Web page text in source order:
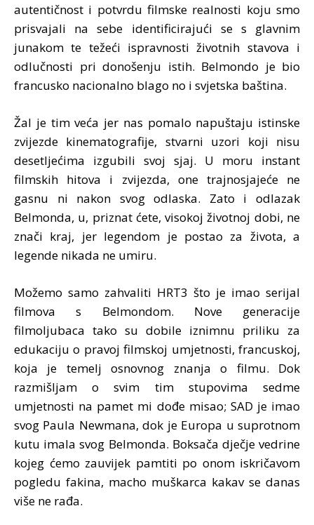
autentičnost i potvrdu filmske realnosti koju smo
prisvajali na sebe identificirajući se s glavnim
junakom te težeći ispravnosti životnih stavova i
odlučnosti pri donošenju istih. Belmondo je bio
francusko nacionalno blago no i svjetska baština.
Žal je tim veća jer nas pomalo napuštaju istinske
zvijezde kinematografije, stvarni uzori koji nisu
desetljećima izgubili svoj sjaj. U moru instant
filmskih hitova i zvijezda, one trajnosjajeće ne
gasnu ni nakon svog odlaska. Zato i odlazak
Belmonda, u, priznat ćete, visokoj životnoj dobi, ne
znači kraj, jer legendom je postao za života, a
legende nikada ne umiru.
Možemo samo zahvaliti HRT3 što je imao serijal
filmova s Belmondom. Nove generacije
filmoljubaca tako su dobile iznimnu priliku za
edukaciju o pravoj filmskoj umjetnosti, francuskoj,
koja je temelj osnovnog znanja o filmu. Dok
razmišljam o svim tim stupovima sedme
umjetnosti na pamet mi dođe misao; SAD je imao
svog Paula Newmana, dok je Europa u suprotnom
kutu imala svog Belmonda. Boksača dječje vedrine
kojeg ćemo zauvijek pamtiti po onom iskričavom
pogledu fakina, macho muškarca kakav se danas
više ne rađa.